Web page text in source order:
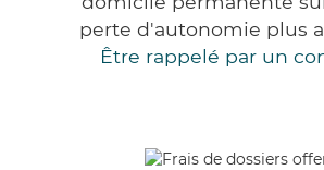
perte d'autonomie plus
Être rappelé par un